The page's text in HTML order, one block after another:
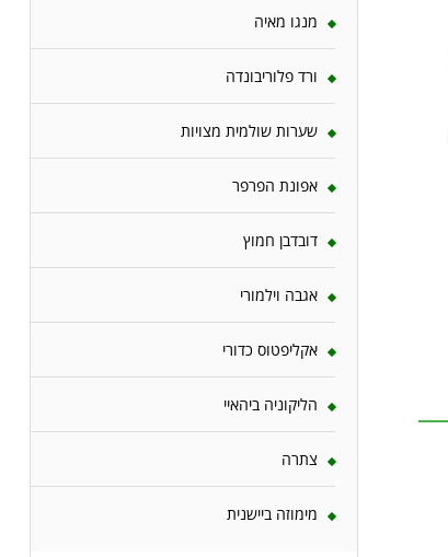
מנגו מאיה
ורד פלוריבונדה
שערות שולמית מצויות
אפונת הפרפר
דובדבן חמוץ
אגבה וילמורי
אקליפטוס כדורי
הליקוניה ביהאיי
צתרה
מימוזה ביישנית